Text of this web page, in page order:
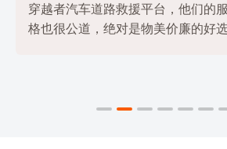
穿越者汽车道路救援平台，他们的
格也很公道，绝对是物美价廉的好选